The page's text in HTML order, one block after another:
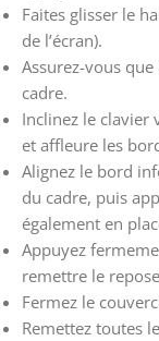
Faites glisser le
de l’écran).
Assurez-vous
cadre.
Inclinez le clavier
et affleure les
Alignez le bord
du cadre, puis
également en
Appuyez
remettre le
Fermez le
Remettez toutes